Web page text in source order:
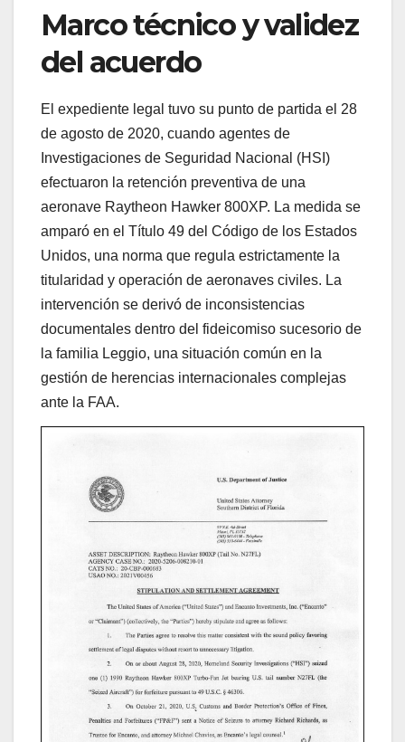
Marco técnico y validez
del acuerdo
El expediente legal tuvo su punto de partida el 28
de agosto de 2020, cuando agentes de
Investigaciones de Seguridad Nacional (HSI)
efectuaron la retención preventiva de una
aeronave Raytheon Hawker 800XP. La medida se
amparó en el Título 49 del Código de los Estados
Unidos, una norma que regula estrictamente la
titularidad y operación de aeronaves civiles. La
intervención se derivó de inconsistencias
documentales dentro del fideicomiso sucesorio de
la familia Leggio, una situación común en la
gestión de herencias internacionales complejas
ante la FAA.